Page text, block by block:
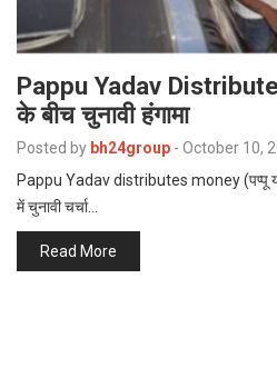
Pappu Yadav
के बीच चुनावी हंगामा
Posted by bh24group - October 10,
Pappu Yadav distributes money (पप्पू
में चुनावी चर्चा…
Read More